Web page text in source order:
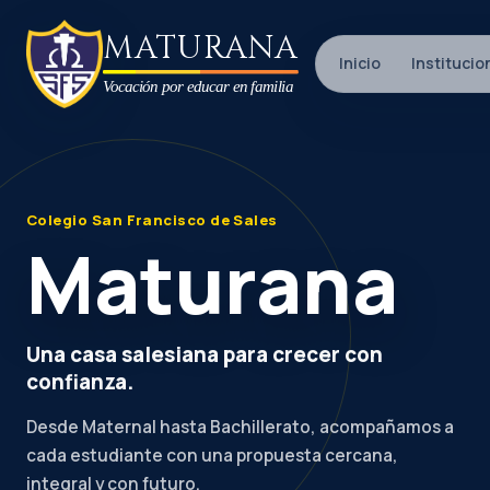
MATURANA
Vocación por educar en familia
Inicio
Colegio San Francisco de Sales
Maturana
Una casa salesiana para crecer con
confianza.
Desde Maternal hasta Bachillerato, acompañamos a
cada estudiante con una propuesta cercana,